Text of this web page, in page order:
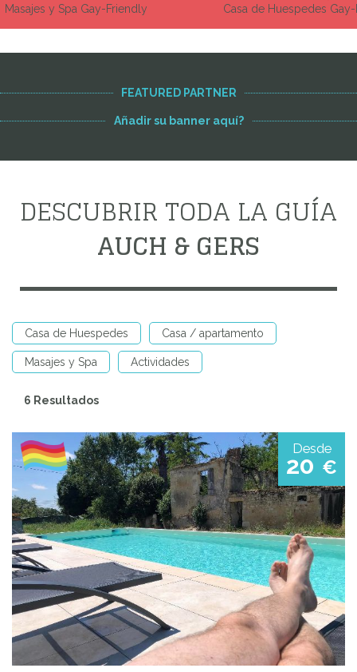
Masajes y Spa Gay-Friendly
Casa de Huespedes
FEATURED PARTNER
Añadir su banner aquí?
DESCUBRIR TODA LA GUÍA
AUCH & GERS
Casa de Huespedes Casa / apartamento
Masajes y Spa Actividades
6 Resultados
Desde
20 €